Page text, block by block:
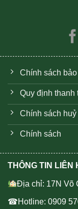
Chính sách
Quy định thanh
Chính sách huỷ
Chính sách
THÔNG TIN LIÊN
Địa chỉ: 17N Võ
☎Hotline: 0909